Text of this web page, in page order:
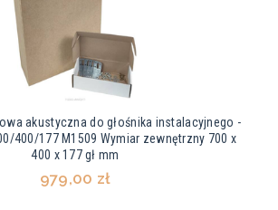
akustyczna do głośnika instalacyjnego -
400/177 M1509 Wymiar zewnętrzny 700 x
400 x 177 gł mm
979,00 zł